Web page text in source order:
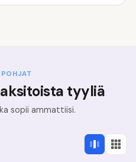
tyyliä
sopii ammattiisi.